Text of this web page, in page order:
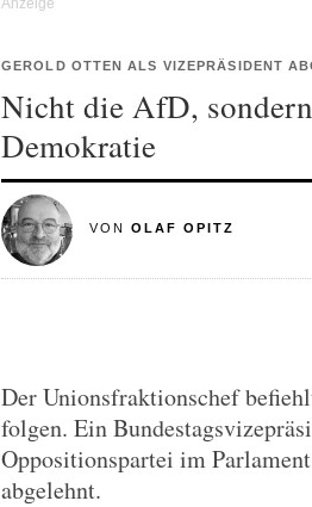
GEROLD OTTEN ALS VIZEPRÄSIDENT
Nicht die AfD,
Demokratie
VON OLAF OPITZ
Der Unionsfraktionschef
folgen. Ein
Oppositionspartei im
abgelehnt.